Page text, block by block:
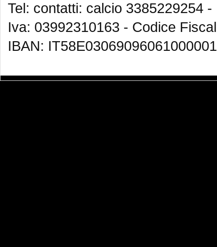
Tel: contatti: calcio 3385229254
Iva: 03992310163 - Codice
IBAN: